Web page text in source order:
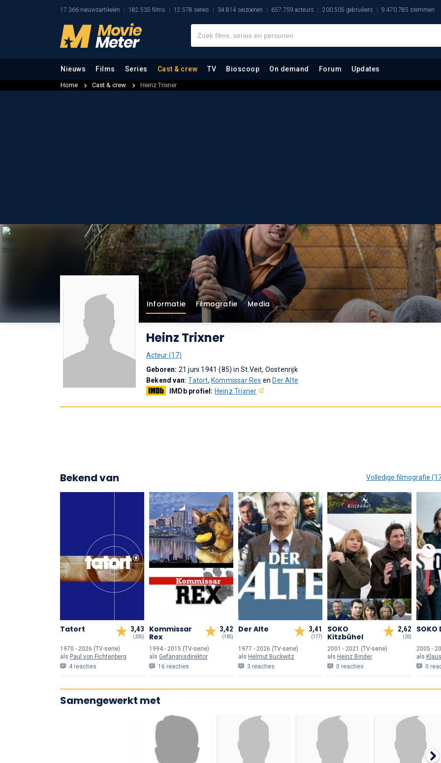
17.366 nieuwsartikelen 182.535 films 12.578 series 34.814 seizoenen 657.759 acteurs 200.505 gebruikers 9.470.785 stemmen
Nieuws Films Series Cast & crew TV Bioscoop On demand Forum Updates
Home Cast & crew Heinz Trixner
Informatie Filmografie Media
Heinz Trixner
Acteur (17)
Geboren: 21 juni 1941 (85) in St.Veit, Oostenrijk
Bekend van:Tatort, Kommissar Rex en Der Alte
IMDb profiel: Heinz Trixner
Bekend van Volledige filmografie
3,43
(205)
Tatort
1970 - 2026 (TV-serie)
als Paul von Fichtenberg
4 reacties
3,42
(185)
Kommissar
Rex
1994 - 2015 (TV-serie)
als Gefängnisdirektor
16 reacties
3,41
(177)
Der Alte
1977 - 2026 (TV-serie)
als Helmut Buckwitz
3 reacties
2,62
(20)
SOKO
Kitzbühel
2001 - 2021 (TV-serie)
als Heinz Binder
0 reacties
SOKO
2005 -
als
0
Samengewerkt met